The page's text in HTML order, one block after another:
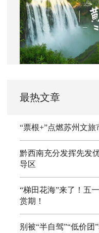
最热文章
“票根+”点燃苏州文旅
黔西南充分发挥先发
导区
“梯田花海”来了！五
赏期！
别被“半自驾”“低价团